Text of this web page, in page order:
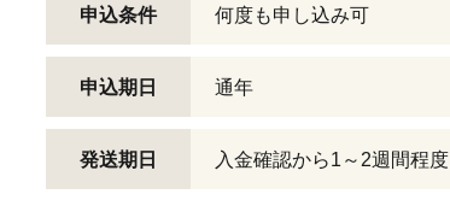
申込条件 何度も申し込み可
申込期日 通年
発送期日 入金確認から1～2週間程度